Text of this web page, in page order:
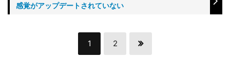
感覚がアップデートされていない
1 2